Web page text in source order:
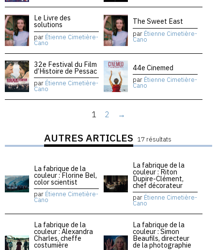
Le Livre des
solutions
par Étienne Cimetière-
Cano
The Sweet East
par Étienne Cimetière-
Cano
32e Festival du Film
d’Histoire de Pessac
par Étienne Cimetière-
Cano
44e Cinemed
par Étienne Cimetière-
Cano
1 2 →
AUTRES ARTICLES 17 résultats
La fabrique de la
couleur : Florine Bel,
color scientist
par Étienne Cimetière-
Cano
La fabrique de la
couleur : Riton
Dupire-Clément,
chef décorateur
par Étienne Cimetière-
Cano
La fabrique de la
couleur : Alexandra
Charles, cheffe
costumière
La fabrique de la
couleur : Simon
Beaufils, directeur
de la photographie